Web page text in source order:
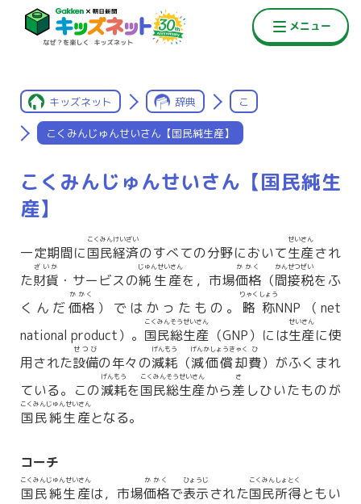
キッズネット 辞典 こ
こくみんじゅんせいさん【国民純生産】
こくみんじゅんせいさん【国民純生
産】
一定期間に国民
こくみん
経済
けいざい
のすべての分野において生産
せいさん
され
た財貨
ざいか
・サービスの純生産
じゅんせいさん
を，市場価格
かかく
（間接税
かんせつぜい
をふ
くんだ価格
かかく
）ではかったもの。 略称
りゃくしょう
NNP（net
national product）。 国民総生産
こくみんそうせいさん
（GNP）には生産
せいさん
に使
用された設備
せつび
の年々の減耗
げんもう
（減価償却
げんかしょうきゃく
費
ひ
）がふくまれ
ている。この減耗
げんもう
を国民総生産
こくみんそうせいさん
から差
さ
しひいたものが
国民純生産
こくみんじゅんせいさん
となる。
コーチ
国民純生産
こくみんじゅんせいさん
は，市場価格
かかく
で表示
ひょうじ
された国民所得
こくみんしょとく
ともい